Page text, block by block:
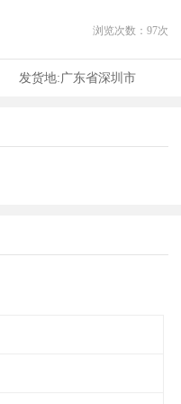
浏览次数： 97次
发货地:广东省深圳市